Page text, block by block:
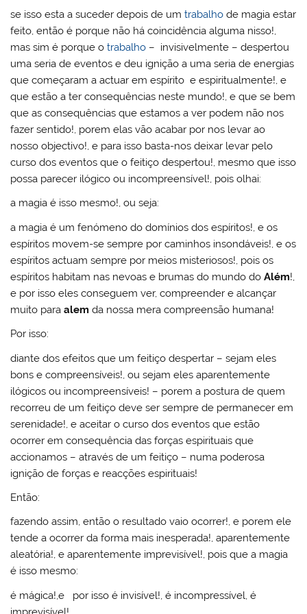
se isso esta a suceder depois de umtrabalho de magia estar
feito, então é porque não há coincidência alguma nisso!,
mas sim é porque otrabalho – invisivelmente – despertou
uma seria de eventos e deu ignição a uma seria de energias
que começaram a actuar em espírito e espiritualmente!, e
que estão a ter consequências neste mundo!, e que se bem
que as consequências que estamos a ver podem não nos
fazer sentido!, porem elas vão acabar por nos levar ao
nosso objectivo!, e para isso basta-nos deixar levar pelo
curso dos eventos que o feitiço despertou!, mesmo que isso
possa parecer ilógico ou incompreensível!, pois olhai:
a magia é isso mesmo!, ou seja:
a magia é um fenómeno do domínios dos espíritos!, e os
espíritos movem-se sempre por caminhos insondáveis!, e os
espíritos actuam sempre por meios misteriosos!, pois os
espíritos habitam nas nevoas e brumas do mundo doAlém!,
e por isso eles conseguem ver, compreender e alcançar
muito paraalem da nossa mera compreensão humana!
Por isso:
diante dos efeitos que um feitiço despertar – sejam eles
bons e compreensíveis!, ou sejam eles aparentemente
ilógicos ou incompreensíveis! – porem a postura de quem
recorreu de um feitiço deve ser sempre de permanecer em
serenidade!, e aceitar o curso dos eventos que estão
ocorrer em consequência das forças espirituais que
accionamos – através de um feitiço – numa poderosa
ignição de forças e reacções espirituais!
Então:
fazendo assim, então o resultado vaio ocorrer!, e porem ele
tende a ocorrer da forma mais inesperada!, aparentemente
aleatória!, e aparentemente imprevisível!, pois que a magia
é isso mesmo:
é mágica!,e por isso é invisível!, é incompressível, é